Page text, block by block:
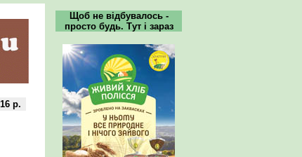
Щоб не відбувалось -
просто будь. Тут і зараз
р.